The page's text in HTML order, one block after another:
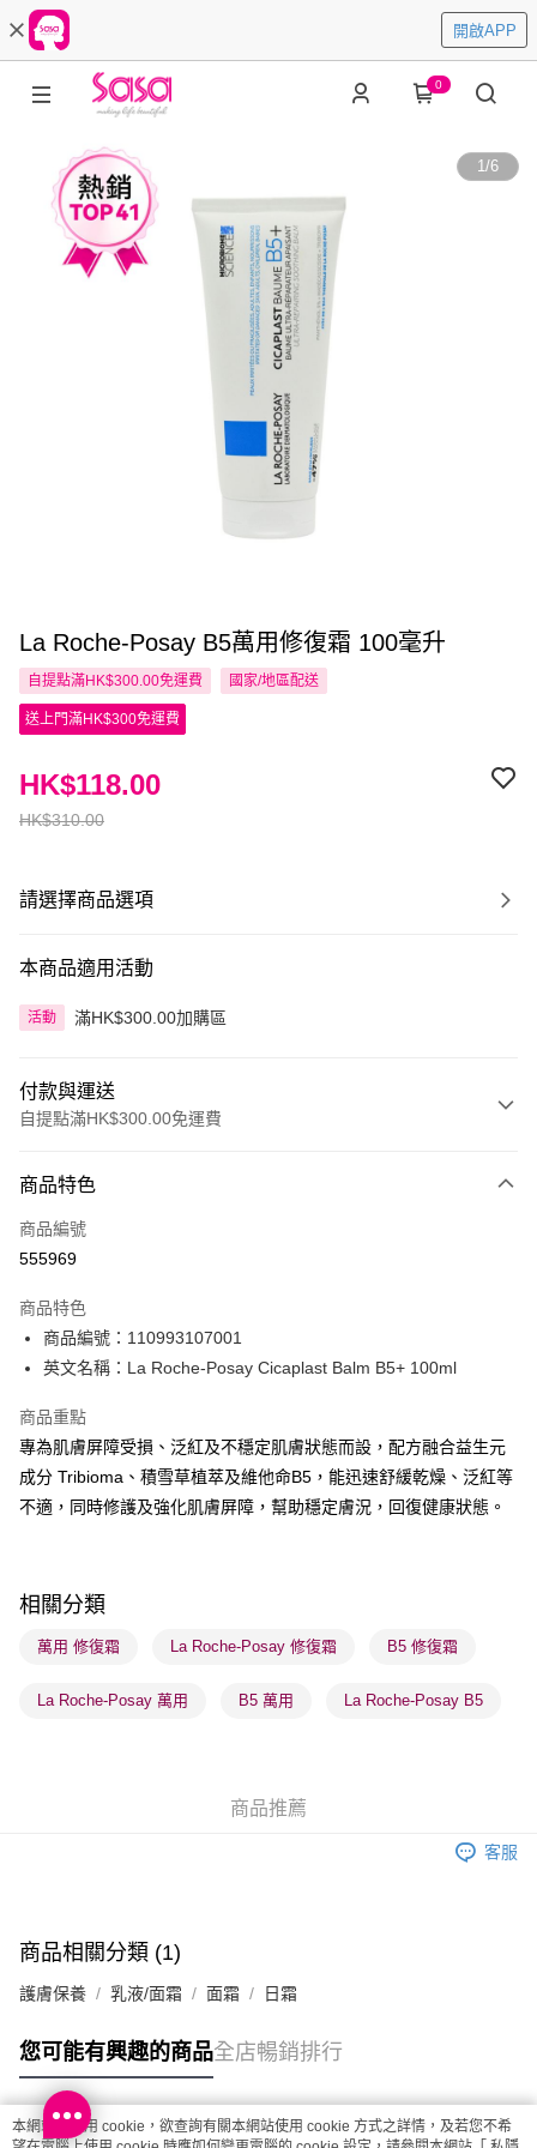
開啟APP
0
1/6
La Roche-Posay B5萬用修復霜 100毫升
自提點滿HK$300.00免運費 國家/地區配送
送上門滿HK$300免運費
HK$310.00
HK$118.00
請選擇商品選項
本商品適用活動
活動 滿HK$300.00加購區
付款與運送
自提點滿HK$300.00免運費
信用卡
Apple Pay
PayMe
WeChat Pay
BoC Pay
送貨方式
順豐自助櫃 - 確認發貨後1-3個工作天送達
順豐站及營業點 - 確認發貨後1-3個工作天送達
物流公司進行物流配送
取。逾期會取消訂單，並不會安排重寄
每筆HK$20.00，滿HK$100.00或以上免運費
澳門地區配送 - 確認發貨後1-4個工作天送達
商品特色
商品編號
555969
商品特色
商品編號：110993107001
英文名稱：La Roche-Posay Cicaplast Balm B5+ 100ml
商品重點
專為肌膚屏障受損、泛紅及不穩定肌膚狀態而設，配方融合益生元
成分 Tribioma、積雪草植萃及維他命B5，能迅速舒緩乾燥、泛紅等
不適，同時修護及強化肌膚屏障，幫助穩定膚況，回復健康狀態。
相關分類
萬用 修復霜 La Roche-Posay 修復霜 B5 修復霜
La Roche-Posay 萬用 B5 萬用 La Roche-Posay B5
商品推薦
客服
商品相關分類 (1)
護膚保養 乳液/面霜 面霜 日霜
您可能有興趣的商品全店暢銷排行
本網站中使用 cookie，欲查詢有關本網站使用 cookie 方式之詳情，及若您不希